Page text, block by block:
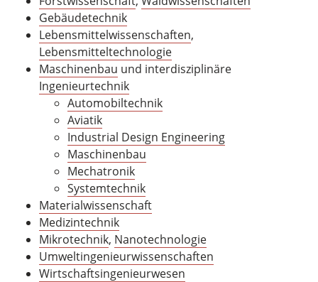
Gebäudetechnik
Lebensmittelwissenschaften,
Lebensmitteltechnologie
Maschinenbau und interdisziplinäre
Ingenieurtechnik
Automobiltechnik
Aviatik
Industrial Design Engineering
Maschinenbau
Mechatronik
Systemtechnik
Materialwissenschaft
Medizintechnik
Mikrotechnik, Nanotechnologie
Umweltingenieurwissenschaften
Wirtschaftsingenieurwesen